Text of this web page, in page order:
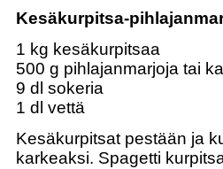
Kesäkurpitsa-
1 kg kesäkurpitsaa
500 g pihlajanmarjoja tai
9 dl sokeria
1 dl vettä
Kesäkurpitsat pestään ja
karkeaksi. Spagetti